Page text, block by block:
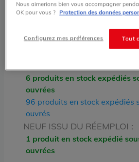
État
6 produits en stock expédiés
ouvrées
96 produits en stock expédiés
ouvrés
NEUF ISSU DU RÉEMPLOI :
1 produit en stock expédié
ouvrées
Nous aimerions bien vous accompagner
OK pour vous ? Protection des données
Tout
Configurez mes préférences